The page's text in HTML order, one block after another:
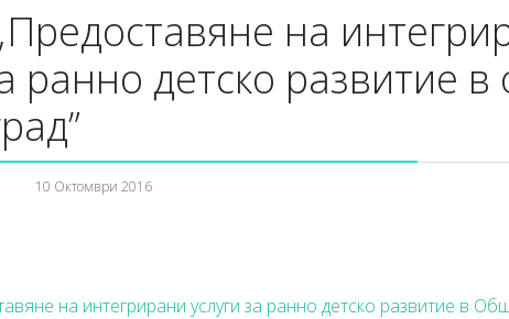
на
ранно детско развитие
10 Октомври 2016
на интегрирани услуги за ранно детско развитие в